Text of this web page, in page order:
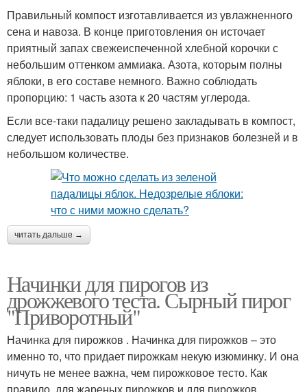
Правильный компост изготавливается из увлажненного
сена и навоза. В конце приготовления он источает
приятный запах свежеиспеченной хлебной корочки с
небольшим оттенком аммиака. Азота, которым полны
яблоки, в его составе немного. Важно соблюдать
пропорцию: 1 часть азота к 20 частям углерода.
Если все-таки падалицу решено закладывать в компост,
следует использовать плоды без признаков болезней и в
небольшом количестве.
читать дальше →
Начинки для пирогов из
дрожжевого теста. Сырный пирог
"Приворотный"
Начинка для пирожков . Начинка для пирожков – это
именно то, что придает пирожкам некую изюминку. И она
ничуть не менее важна, чем пирожковое тесто. Как